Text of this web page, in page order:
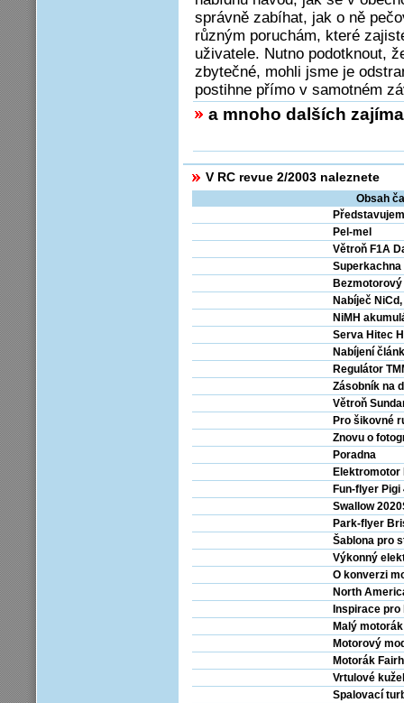
správně zabíhat, jak o ně
různým poruchám, které
uživatele. Nutno podotknout,
zbytečné, mohli jsme je
postihne přímo v samotném
a mnoho dalších
V RC revue 2/2003 naleznete
Obsah
Pel-mel
Větroň F1A
Superkachna
Nabíječ
NiMH
Serva Hitec
Nabíjení
Regulátor
Zásobník na
Větroň
Pro šikovné
Znovu o
Poradna
Elektromotor
Fun-flyer Pigi
Swallow
Park-flyer
Šablona pro
Výkonný
O konverzi
North
Inspirace
Malý
Motorový
Motorák
Vrtulové
Spalovací